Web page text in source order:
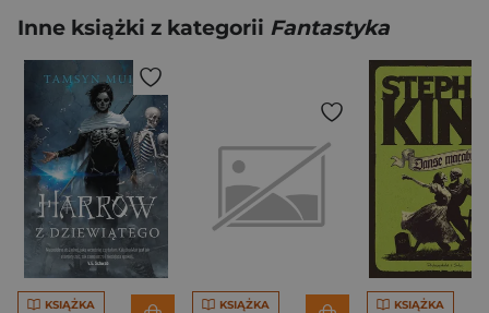
Inne książki z kategorii Fantastyka
KSIĄŻKA KSIĄŻKA KSIĄŻKA